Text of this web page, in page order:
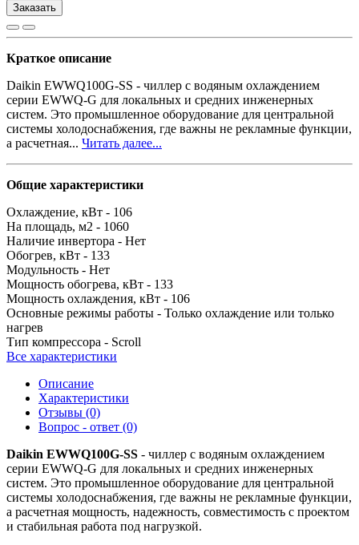
Заказать
Краткое описание
Daikin EWWQ100G-SS - чиллер с водяным охлаждением
серии EWWQ-G для локальных и средних инженерных
систем. Это промышленное оборудование для центральной
системы холодоснабжения, где важны не рекламные функции,
а расчетная... Читать далее...
Общие характеристики
Охлаждение, кВт - 106
На площадь, м2 - 1060
Наличие инвертора - Нет
Обогрев, кВт - 133
Модульность - Нет
Мощность обогрева, кВт - 133
Мощность охлаждения, кВт - 106
Основные режимы работы - Только охлаждение или только
нагрев
Тип компрессора - Scroll
Все характеристики
Описание
Характеристики
Отзывы (0)
Вопрос - ответ (0)
Daikin EWWQ100G-SS - чиллер с водяным охлаждением
серии EWWQ-G для локальных и средних инженерных
систем. Это промышленное оборудование для центральной
системы холодоснабжения, где важны не рекламные функции,
а расчетная мощность, надежность, совместимость с проектом
и стабильная работа под нагрузкой.